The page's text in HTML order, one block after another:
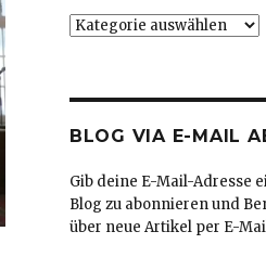
Kategorien
BLOG VIA E-MAIL
Gib deine E-Mail-Adresse
Blog zu abonnieren und
über neue Artikel per E-